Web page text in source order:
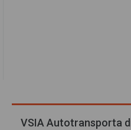
VSIA Autotransporta